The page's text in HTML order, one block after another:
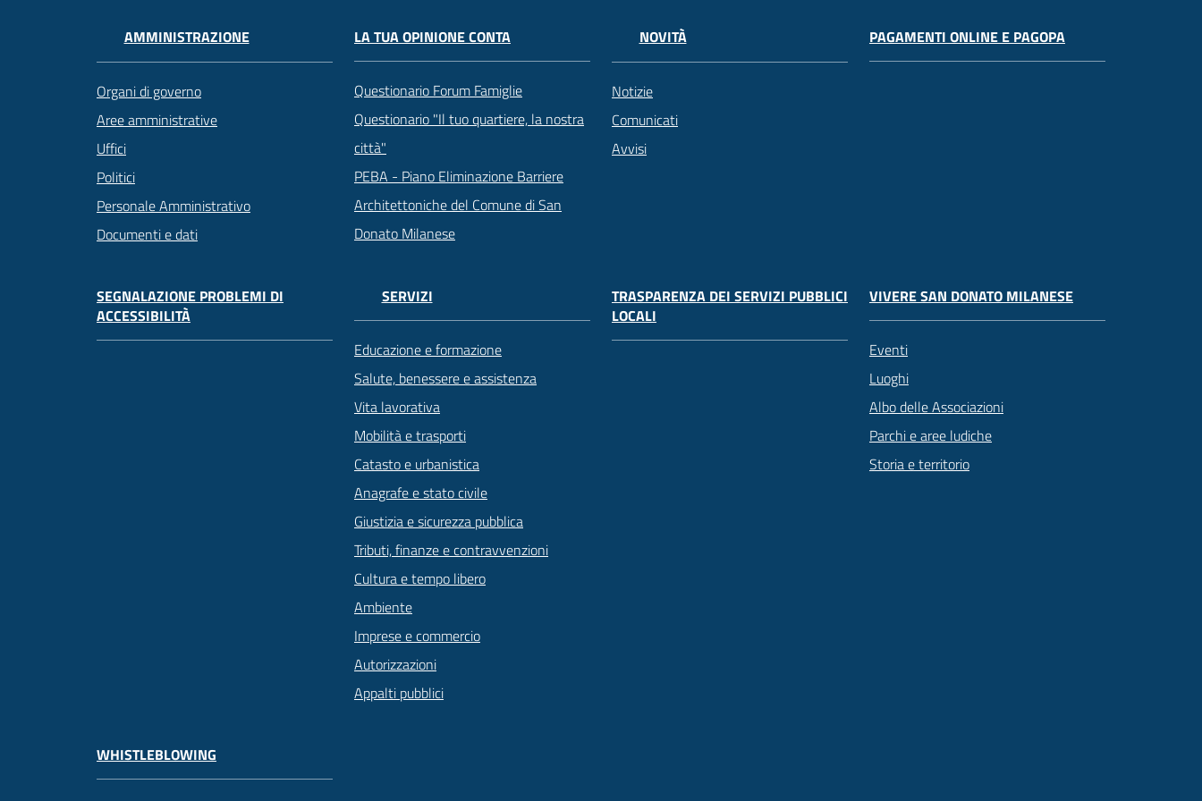
AMMINISTRAZIONE
Organi di governo
Aree amministrative
Uffici
Politici
Personale Amministrativo
Documenti e dati
LA TUA OPINIONE CONTA
Questionario Forum Famiglie
Questionario "Il tuo quartiere, la nostra
città"
PEBA - Piano Eliminazione Barriere
Architettoniche del Comune di San
Donato Milanese
NOVITÀ
Notizie
Comunicati
Avvisi
PAGAMENTI ONLINE E PAGOPA
SEGNALAZIONE PROBLEMI DI
ACCESSIBILITÀ
SERVIZI
Educazione e formazione
Salute, benessere e assistenza
Vita lavorativa
Mobilità e trasporti
Catasto e urbanistica
Anagrafe e stato civile
Giustizia e sicurezza pubblica
Tributi, finanze e contravvenzioni
Cultura e tempo libero
Ambiente
Imprese e commercio
Autorizzazioni
Appalti pubblici
TRASPARENZA DEI SERVIZI PUBBLICI
LOCALI
VIVERE SAN DONATO MILANESE
Eventi
Luoghi
Albo delle Associazioni
Parchi e aree ludiche
Storia e territorio
WHISTLEBLOWING